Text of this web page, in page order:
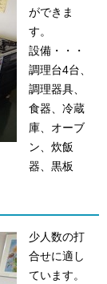
ができま
す。
設備・・・
調理台4台、
調理器具、
食器、冷蔵
庫、オーブ
ン、炊飯
器、黒板
少人数の打
合せに適し
ています。